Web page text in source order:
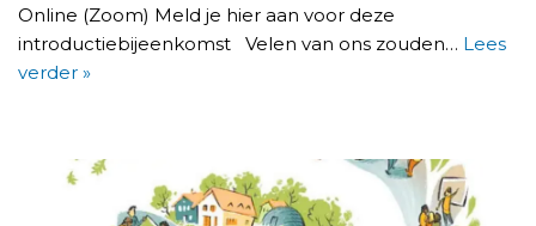
Online (Zoom) Meld je hier aan voor deze
introductiebijeenkomst Velen van ons zouden… Lees
verder »